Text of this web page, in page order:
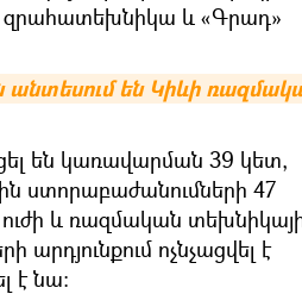
զրահատեխնիկա և «Գրադ»
անտեսում են Կիևի
են կառավարման 39 կետ,
ստորաբաժանումների 47
և ռազմական
ոչնչացվել է
է նա։